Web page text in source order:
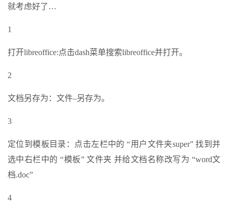
就考虑好了…
1
打开libreoffice:点击dash菜单搜索libreoffice并打开。
2
文档另存为：文件–另存为。
3
定位到模板目录：点击左栏中的 “用户文件夹super” 找到并
选中右栏中的 “模板” 文件夹 并给文档名称改写为 “word文
档.doc”
4